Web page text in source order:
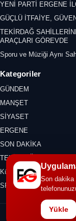
YENİ PARTİ ERGENE
GÜÇLÜ İTFAİYE,
TEKİRDAĞ
ARAÇLARI GÖREVDE
Sporu ve Müziği Aynı
Kategoriler
GÜNDEM
MANŞET
SİYASET
ERGENE
SON DAKİKA
TEKİRDAĞ
Kültür Sanat
SPOR
© 2026 ERGENE
Son dakika
Yükle